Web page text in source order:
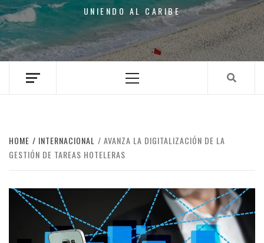
UNIENDO AL CARIBE
Menu
HOME INTERNACIONAL
AVANZA LA DIGITALIZACIÓN DE LA
GESTIÓN DE TAREAS HOTELERAS